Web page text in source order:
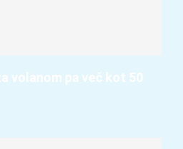
volanom pa več kot 50